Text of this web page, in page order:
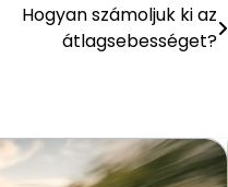
Hogyan számoljuk ki az
átlagsebességet?